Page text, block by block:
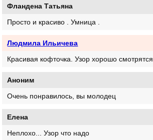
Фландена Татьяна
Просто и красиво . Умница .
Людмила Ильичева
Красивая кофточка. Узор хорошо смотрятся.
Аноним
Очень понравилось, вы молодец
Елена
Неплохо... Узор что надо